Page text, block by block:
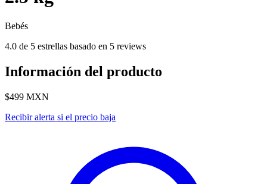
Bebés
4.0 de 5 estrellas basado en 5 reviews
Información del producto
$499 MXN
Recibir alerta si el precio baja